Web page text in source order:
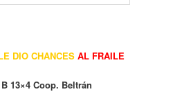
DIO CHANCES AL FRAILE
13×4 Coop. Beltrán